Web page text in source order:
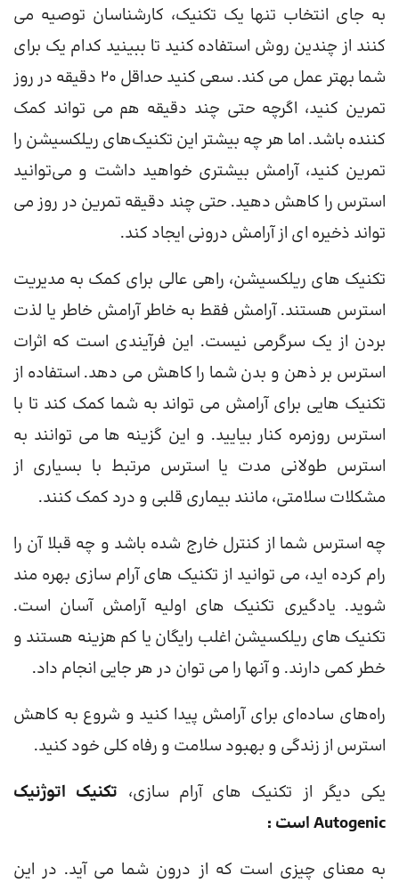
به جای انتخاب تنها یک تکنیک، کارشناسان توصیه می
کنند از چندین روش استفاده کنید تا ببینید کدام یک برای
شما بهتر عمل می کند. سعی کنید حداقل 20 دقیقه در روز
تمرین کنید، اگرچه حتی چند دقیقه هم می تواند کمک
کننده باشد. اما هر چه بیشتر این تکنیک‌های ریلکسیشن را
تمرین کنید، آرامش بیشتری خواهید داشت و می‌توانید
استرس را کاهش دهید. حتی چند دقیقه تمرین در روز می
تواند ذخیره ای از آرامش درونی ایجاد کند.
تکنیک های ریلکسیشن، راهی عالی برای کمک به مدیریت
استرس هستند. آرامش فقط به خاطر آرامش خاطر یا لذت
بردن از یک سرگرمی نیست. این فرآیندی است که اثرات
استرس بر ذهن و بدن شما را کاهش می دهد. استفاده از
تکنیک هایی برای آرامش می تواند به شما کمک کند تا با
استرس روزمره کنار بیایید. و این گزینه ها می توانند به
استرس طولانی مدت یا استرس مرتبط با بسیاری از
مشکلات سلامتی، مانند بیماری قلبی و درد کمک کنند.
چه استرس شما از کنترل خارج شده باشد و چه قبلا آن را
رام کرده اید، می توانید از تکنیک های آرام سازی بهره مند
شوید. یادگیری تکنیک های اولیه آرامش آسان است.
تکنیک های ریلکسیشن اغلب رایگان یا کم هزینه هستند و
خطر کمی دارند. و آنها را می توان در هر جایی انجام داد.
راه‌های ساده‌ای برای آرامش پیدا کنید و شروع به کاهش
استرس از زندگی و بهبود سلامت و رفاه کلی خود کنید.
یکی دیگر از تکنیک های آرام سازی، تکنیک اتوژنیک
Autogenic است :
به معنای چیزی است که از درون شما می آید. در این